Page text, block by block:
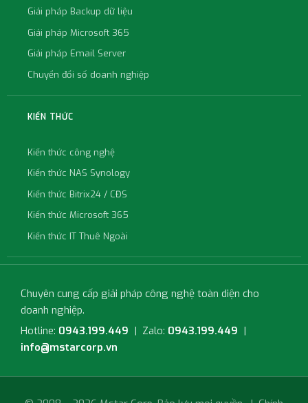
Giải pháp Backup dữ liệu
Giải pháp Microsoft 365
Giải pháp Email Server
Chuyển đổi số doanh nghiệp
KIẾN THỨC
Kiến thức công nghệ
Kiến thức NAS Synology
Kiến thức Bitrix24 / CĐS
Kiến thức Microsoft 365
Kiến thức IT Thuê Ngoài
Chuyên cung cấp giải pháp công nghệ toàn diện cho
doanh nghiệp.
Hotline: 0943.199.449 | Zalo: 0943.199.449 |
info@mstarcorp.vn